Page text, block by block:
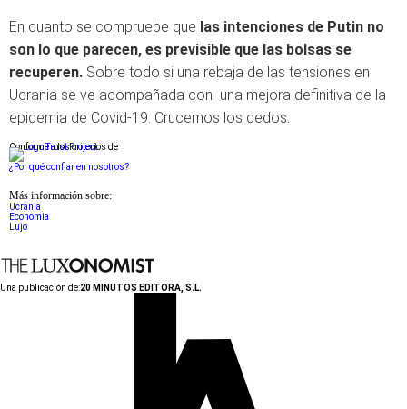
En cuanto se compruebe que las intenciones de Putin no
son lo que parecen, es previsible que las bolsas se
recuperen. Sobre todo si una rebaja de las tensiones en
Ucrania se ve acompañada con una mejora definitiva de la
epidemia de Covid-19. Crucemos los dedos.
Conforme a los criterios de
¿Por qué confiar en nosotros?
Más información sobre:
Ucrania
Economia
Lujo
Una publicación de:20 MINUTOS EDITORA, S.L.